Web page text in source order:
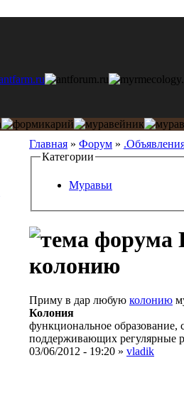
Главная » Форум »
Категории
Муравьи
колонию
Приму в дар любую колонию
Колония
функциональное образование,
поддерживающих регулярные
03/06/2012 - 19:20 » vladik